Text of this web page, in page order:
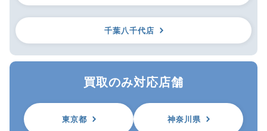
千葉八千代店
買取のみ対応店舗
東京都 神奈川県